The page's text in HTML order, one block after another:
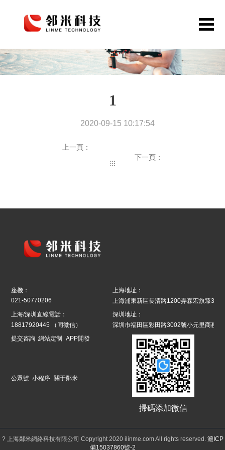
首頁
APP開發
公眾號小程序
作品案例
1
2020-09-15 10:17:54
上一頁：
下一頁：
座機：
021-50770206
上海/深圳直線電話：
18817920445
（同微信）
上海地址：
上海浦東新區長清路1200弄森宏旗臻39
深圳地址：
深圳市福田區彩田路3002號小元里商務辦
提交咨詢 網站定制 APP開發
公眾號 小程序 關于鄰米
掃碼添加微信
? 上海鄰米網絡科技有限公司 Copyright 2020 ilinme.com All rights reserved. 滬ICP
備15037860號-2